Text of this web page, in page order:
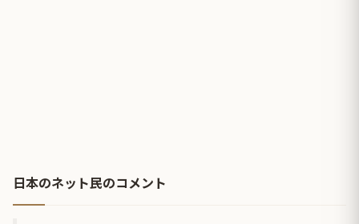
日本のネット民のコメント